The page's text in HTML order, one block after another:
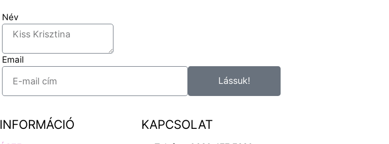
Név
Email
Lássuk!
INFORMÁCIÓ KAPCSOLAT